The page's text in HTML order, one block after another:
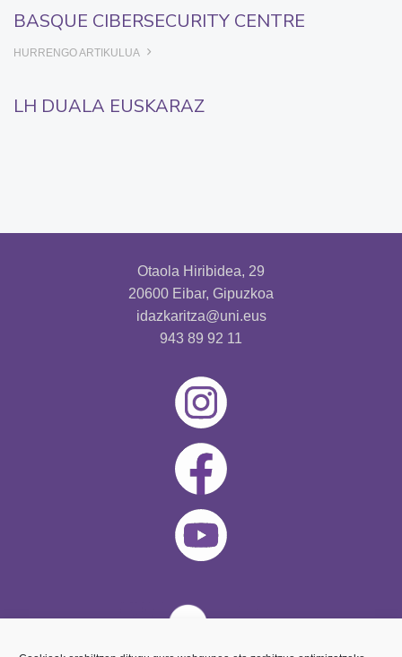
BASQUE CIBERSECURITY CENTRE
HURRENGO ARTIKULUA
LH DUALA EUSKARAZ
Otaola Hiribidea, 29
20600 Eibar, Gipuzkoa
idazkaritza@uni.eus
943 89 92 11